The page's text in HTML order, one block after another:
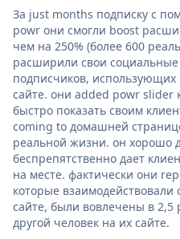
За just months подписку с
powr они смогли boost
чем на 250% (более 600
расширили свои социальные
подписчиков,
сайте. они added powr slider
быстро показать своим
coming to домашней
реальной жизни. он хорошо
беспрепятственно дает
на месте. фактически они
которые
сайте, были вовлечены в
другой человек на их сайте.